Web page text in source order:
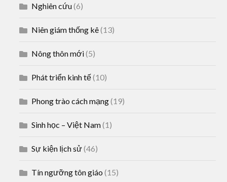
Nghiên cứu(6)
Niên giám thống kê(13)
Nông thôn mới(5)
Phát triển kinh tế(10)
Phong trào cách mạng(19)
Sinh học – Việt Nam(1)
Sự kiện lịch sử(46)
Tín ngưỡng tôn giáo (15)